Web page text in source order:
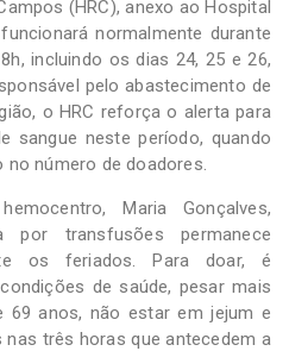
(HRC), anexo ao Hospital
normalmente durante
incluindo os dias 24, 25 e 26,
pelo abastecimento de
o HRC reforça o alerta para
sangue neste período, quando
número de doadores.
Maria Gonçalves,
por transfusões permanece
os feriados. Para doar, é
de saúde, pesar mais
69 anos, não estar em jejum e
três horas que antecedem a